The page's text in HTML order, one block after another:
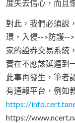
度失去信心，而且
對此，我們必須說
環，入侵-->防護--
家的證券交易系統
實在不應該延遲到
此事再發生，筆者
有通報平台，例如
https://
https://